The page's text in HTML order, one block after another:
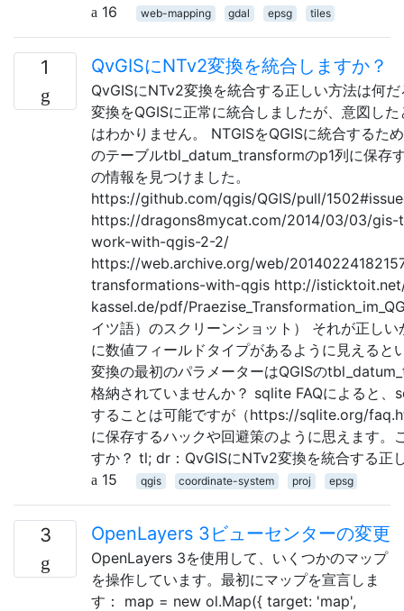
16
web-mapping gdal epsg tiles
1 QvGISにNTv2変換を統合しますか？
QvGISにNTv2変換を統合する正しい方法は何
変換をQGISに正常に統合しましたが、意図し
はわかりません。 NTGISをQGISに統合するた
のテーブルtbl_datum_transformのp1列に保存
の情報を見つけました。
https://github.com/qgis/QGIS/pull/
https://dragons8mycat.com/2014/03/03/
work-with-qgis-2-2/
https://web.archive.org/web/
transformations-with-qgis http://
kassel.de/pdf/
イツ語）のスクリーンショット） それが正し
に数値フィールドタイプがあるように見えると
変換の最初のパラメーターはQGISの
格納されていませんか？ sqlite FAQによると、
することは可能ですが（https://sqlite.org/
に保存するハックや回避策のように思えます。
すか？ tl; dr：QvGISにNTv2変換を統合する正
15
qgis coordinate-system proj epsg
3 OpenLayers 3ビューセンターの変更
OpenLayers 3を使用して、いくつかのマップ
を操作しています。最初にマップを宣言しま
す： map = new ol.Map({ target: 'map',